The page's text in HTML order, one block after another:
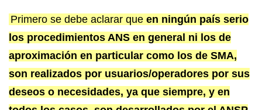
Primero se debe aclarar que en ningún país serio
los procedimientos ANS en general ni los de
aproximación en particular como los de SMA,
son realizados por usuarios/operadores por sus
deseos o necesidades, ya que siempre, y en